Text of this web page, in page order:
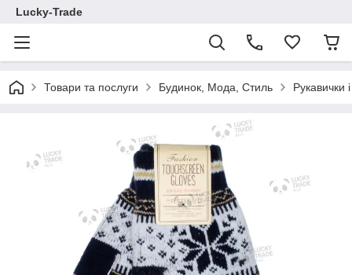
Lucky-Trade
Товари та послуги Будинок, Мода, Стиль Рукавички